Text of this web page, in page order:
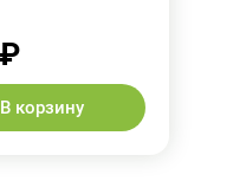
В корзину